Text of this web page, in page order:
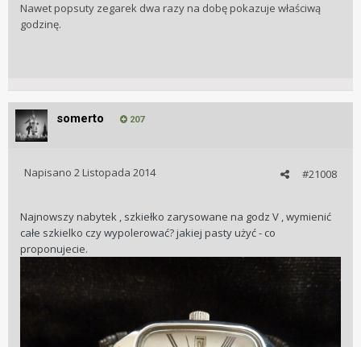
Nawet popsuty zegarek dwa razy na dobę pokazuje właściwą
godzinę.
somerto 207
#21008
Napisano 2 Listopada 2014
Najnowszy nabytek , szkiełko zarysowane na godz V , wymienić
całe szkielko czy wypolerować? jakiej pasty użyć - co
proponujecie.